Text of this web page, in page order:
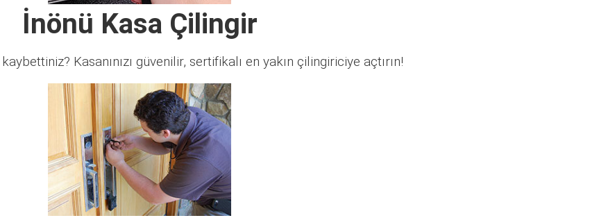
İnönü Kasa Çilingir
Kasanınızı güvenilir, sertifikalı en yakın çilingiriciye açtırın!